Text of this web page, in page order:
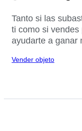
Tanto si las
ti como si
ayudarte a ganar
Vender objeto